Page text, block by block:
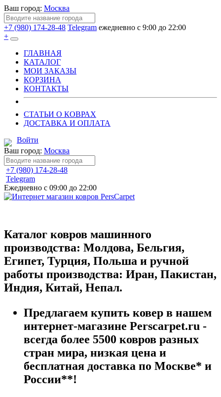
Ваш город: Москва
+7 (980) 174-28-48 Telegram ежедневно с 9:00 до 22:00
+
ГЛАВНАЯ
КАТАЛОГ
МОИ ЗАКАЗЫ
КОРЗИНА
КОНТАКТЫ
СТАТЬИ О КОВРАХ
ДОСТАВКА И ОПЛАТА
Войти
Ваш город: Москва
+7 (980) 174-28-48
Telegram
Ежедневно с 09:00 до 22:00
Каталог ковров машинного
производства: Молдова, Бельгия,
Египет, Турция, Польша и ручной
работы производства: Иран, Пакистан,
Индия, Китай, Непал.
Предлагаем купить ковер в нашем
интернет-магазине Perscarpet.ru -
всегда более 5500 ковров разных
стран мира, низкая цена и
бесплатная доставка по Москве* и
России**!